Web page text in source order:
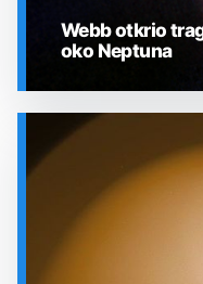
Webb otkrio
oko Neptuna